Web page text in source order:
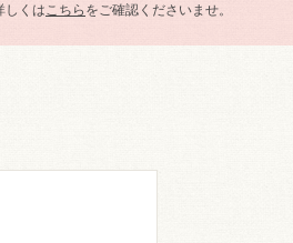
しくはこちら をご確認くださいませ。